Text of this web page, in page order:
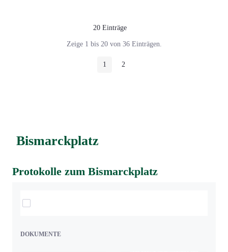
20 Einträge
Pro Seite
Zeige 1 bis 20 von 36 Einträgen.
Seite
1 Seite
2
Bismarckplatz
Protokolle zum Bismarckplatz
DOKUMENTE